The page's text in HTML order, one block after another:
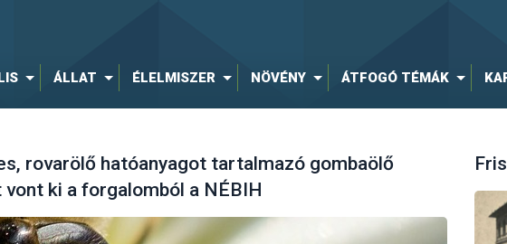
ÁLLAT ÉLELMISZER NÖVÉNY ÁTFOGÓ TÉMÁK
rovarölő hatóanyagot tartalmazó gombaölő
ki a forgalomból a NÉBIH